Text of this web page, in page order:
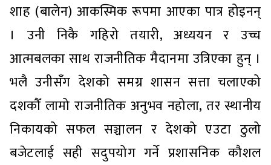
शाह (बालेन) आकस्मिक रूपमा आएका पात्र होइनन्
। उनी निकै गहिरो तयारी, अध्ययन र उच्च
आत्मबलका साथ राजनीतिक मैदानमा उत्रिएका हुन् ।
भलै उनीसँग देशको समग्र शासन सत्ता चलाएको
दशकौँ लामो राजनीतिक अनुभव नहोला, तर स्थानीय
निकायको सफल सञ्चालन र देशको एउटा ठुलो
बजेटलाई सही सदुपयोग गर्ने प्रशासनिक कौशल